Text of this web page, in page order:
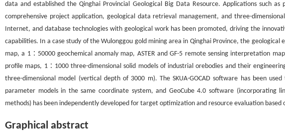
data and established the Qinghai Provincial Geological Big Data Resource. Applications such
comprehensive project application, geological data retrieval management, and three-
Internet, and database technologies with geological work has been promoted, driving the
capabilities. In a case study of the Wulonggou gold mining area in Qinghai Province, the
map, a 1∶50000 geochemical anomaly map, ASTER and GF-5 remote sensing interpretation
profile maps, 1∶1000 three-dimensional solid models of industrial orebodies and their
three-dimensional model (vertical depth of 3000 m). The SKUA-GOCAD software has been
parameter models in the same coordinate system, and GeoCube 4.0 software (incorporating
methods) has been independently developed for target optimization and resource evaluation
Graphical abstract